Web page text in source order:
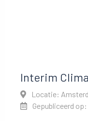
Interim
Locatie:
Gepubliceerd op: